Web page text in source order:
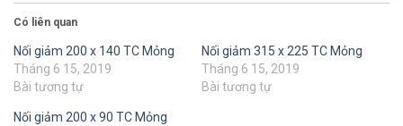
Có liên quan
Nối giảm 200 x 140 TC Mỏng
Tháng 6 15, 2019
Bài tương tự
Nối giảm 315 x 225 TC Mỏng
Tháng 6 15, 2019
Bài tương tự
Nối giảm 200 x 90 TC Mỏng